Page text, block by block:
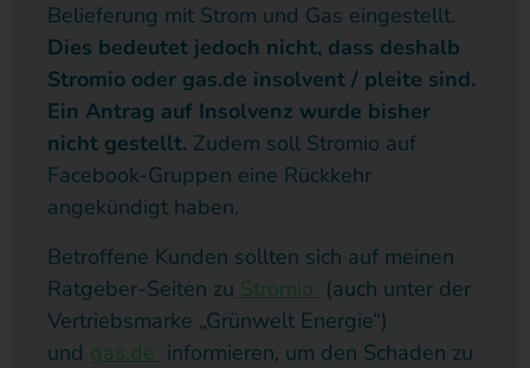
Belieferung mit Strom und Gas eingestellt.
Dies bedeutet jedoch nicht, dass deshalb
Stromio oder gas.de insolvent / pleite sind.
Ein Antrag auf Insolvenz wurde bisher
nicht gestellt. Zudem soll Stromio auf
Facebook-Gruppen eine Rückkehr
angekündigt haben.
Betroffene Kunden sollten sich auf meinen
Ratgeber-Seiten zu Stromio (auch unter der
Vertriebsmarke „Grünwelt Energie“)
und gas.de informieren, um den Schaden zu